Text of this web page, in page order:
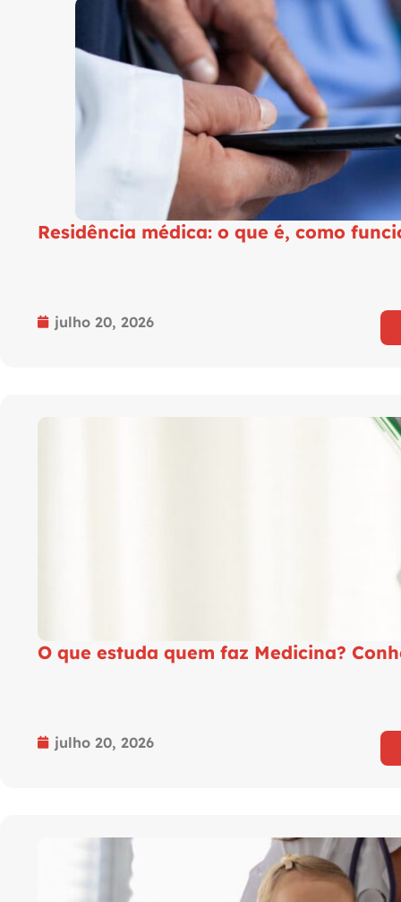
Residência médica: o que é, como
julho 20, 2026
O que estuda quem faz Medicina?
julho 20, 2026